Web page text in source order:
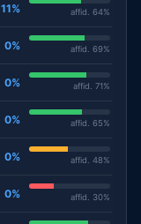
affid. 64%
0% affid. 69%
0% affid. 71%
0% affid. 65%
0% affid. 48%
0% affid. 30%